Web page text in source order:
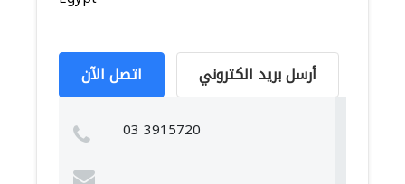
اتصل الآن أرسل بريد الكتروني
03 3915720